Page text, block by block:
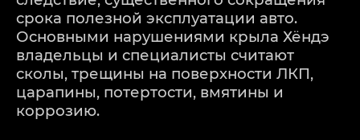
срока полезной эксплуатации авто.
Основными нарушениями крыла Хёндэ
владельцы и специалисты считают
сколы, трещины на поверхности ЛКП,
царапины, потертости, вмятины и
коррозию.